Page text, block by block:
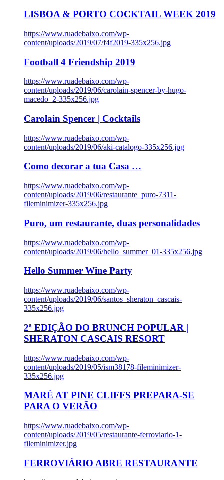
LISBOA & PORTO COCKTAIL WEEK 2019
https://www.ruadebaixo.com/wp-
content/uploads/2019/07/f4f2019-335x256.jpg
Football 4 Friendship 2019
https://www.ruadebaixo.com/wp-
content/uploads/2019/06/carolain-spencer-by-hugo-
macedo_2-335x256.jpg
Carolain Spencer | Cocktails
https://www.ruadebaixo.com/wp-
content/uploads/2019/06/aki-catalogo-335x256.jpg
Como decorar a tua Casa …
https://www.ruadebaixo.com/wp-
content/uploads/2019/06/restaurante_puro-7311-
fileminimizer-335x256.jpg
Puro, um restaurante, duas personalidades
https://www.ruadebaixo.com/wp-
content/uploads/2019/06/hello_summer_01-335x256.jpg
Hello Summer Wine Party
https://www.ruadebaixo.com/wp-
content/uploads/2019/06/santos_sheraton_cascais-
335x256.jpg
2ª EDIÇÃO DO BRUNCH POPULAR |
SHERATON CASCAIS RESORT
https://www.ruadebaixo.com/wp-
content/uploads/2019/05/ism38178-fileminimizer-
335x256.jpg
MARÉ AT PINE CLIFFS PREPARA-SE
PARA O VERÃO
https://www.ruadebaixo.com/wp-
content/uploads/2019/05/restaurante-ferroviario-1-
fileminimizer.jpg
FERROVIÁRIO ABRE RESTAURANTE